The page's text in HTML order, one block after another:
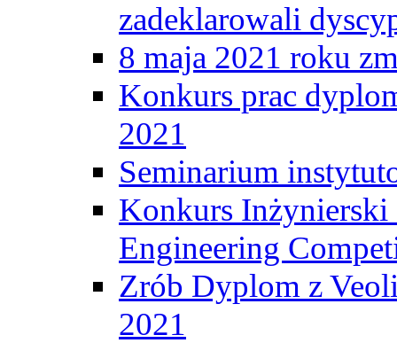
zadeklarowali
8 maja 2021 roku
Konkurs prac
2021
Seminarium
Konkurs
Engineering
Zrób Dyplom z
2021